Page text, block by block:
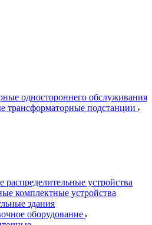
одностороннего обслуживания
подстанции
устройства
комплектные устройства
здания
оборудование